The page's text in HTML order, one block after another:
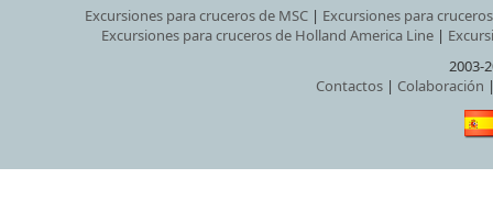
Excursiones para cruceros de MSC | Excursiones para
Excursiones para cruceros de Holland America Line|
2003-
Contactos| Colaboración